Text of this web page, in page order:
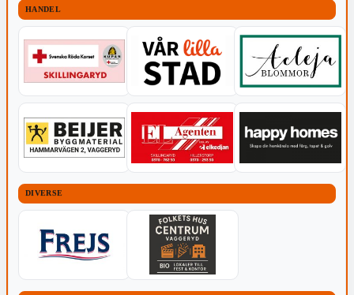
HANDEL
DIVERSE